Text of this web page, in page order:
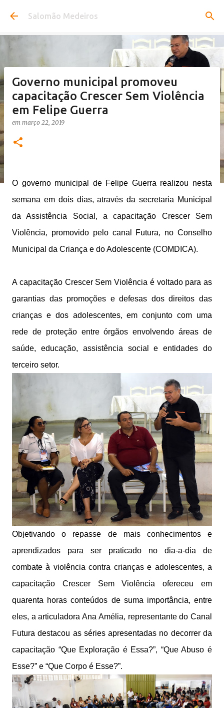
Pular para o conteúdo principal
Salomão Medeiros
Governo municipal promoveu
capacitação Crescer Sem Violência
em Felipe Guerra
em março 22, 2019
O governo municipal de Felipe Guerra realizou nesta
semana em dois dias, através da secretaria Municipal
da Assistência Social, a capacitação Crescer Sem
Violência, promovido pelo canal Futura, no Conselho
Municipal da Criança e do Adolescente (COMDICA).
A capacitação Crescer Sem Violência é voltado para as
garantias das promoções e defesas dos direitos das
crianças e dos adolescentes, em conjunto com uma
rede de proteção entre órgãos envolvendo áreas de
saúde, educação, assistência social e entidades do
terceiro setor.
Objetivando o repasse de mais conhecimentos e
aprendizados para ser praticado no dia-a-dia de
combate à violência contra crianças e adolescentes, a
capacitação Crescer Sem Violência ofereceu em
quarenta horas conteúdos de suma importância, entre
eles, a articuladora Ana Amélia, representante do Canal
Futura destacou as séries apresentadas no decorrer da
capacitação “Que Exploração é Essa?”, “Que Abuso é
Esse?” e “Que Corpo é Esse?”.